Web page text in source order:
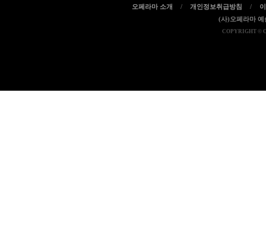
오페라마 소개 / 개인정보취급방침 /
(사)오페라마 예
COPYRIGHT ©